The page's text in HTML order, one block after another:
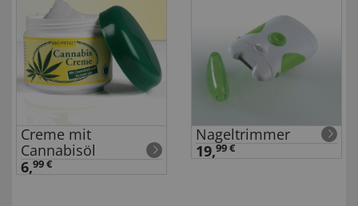
Creme mit
Cannabisöl
6,99 €
Nageltrimmer
19,99 €